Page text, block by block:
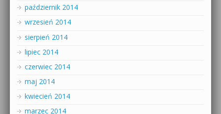
październik 2014
wrzesień 2014
sierpień 2014
lipiec 2014
czerwiec 2014
maj 2014
kwiecień 2014
marzec 2014